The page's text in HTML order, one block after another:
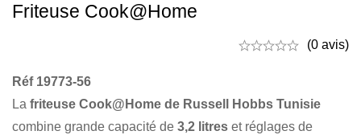
Friteuse Cook@Home
(0 avis)
Réf 19773-56
La friteuse Cook@Home de Russell Hobbs Tunisie
combine grande capacité de 3,2 litres et réglages de